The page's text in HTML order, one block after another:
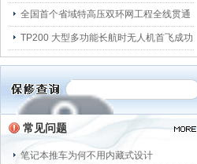
全国首个省域特高压双环网工程全线贯通
TP200 大型多功能长航时无人机首飞成功
常见问题
笔记本推车为何不用内藏式设计